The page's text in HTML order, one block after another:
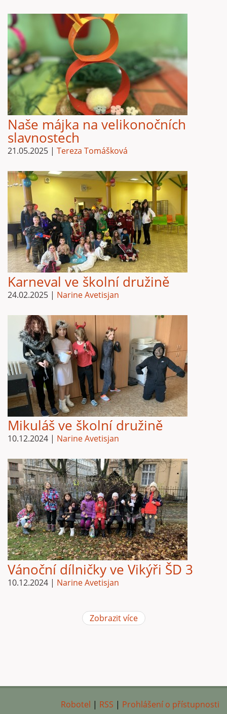
Naše májka na velikonočních
slavnostech
21.05.2025 | Tereza Tomášková
Karneval ve školní družině
24.02.2025 | Narine Avetisjan
Mikuláš ve školní družině
10.12.2024 | Narine Avetisjan
Vánoční dílničky ve Vikýři ŠD 3
10.12.2024 | Narine Avetisjan
Zobrazit více
Robotel | RSS | Prohlášení o přístupnosti